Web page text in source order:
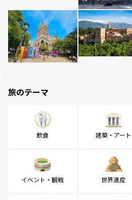
旅のテーマ
飲食 建築・アート
イベント・観戦 世界遺産